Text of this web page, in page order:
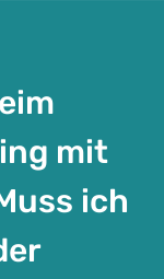
mit
ich